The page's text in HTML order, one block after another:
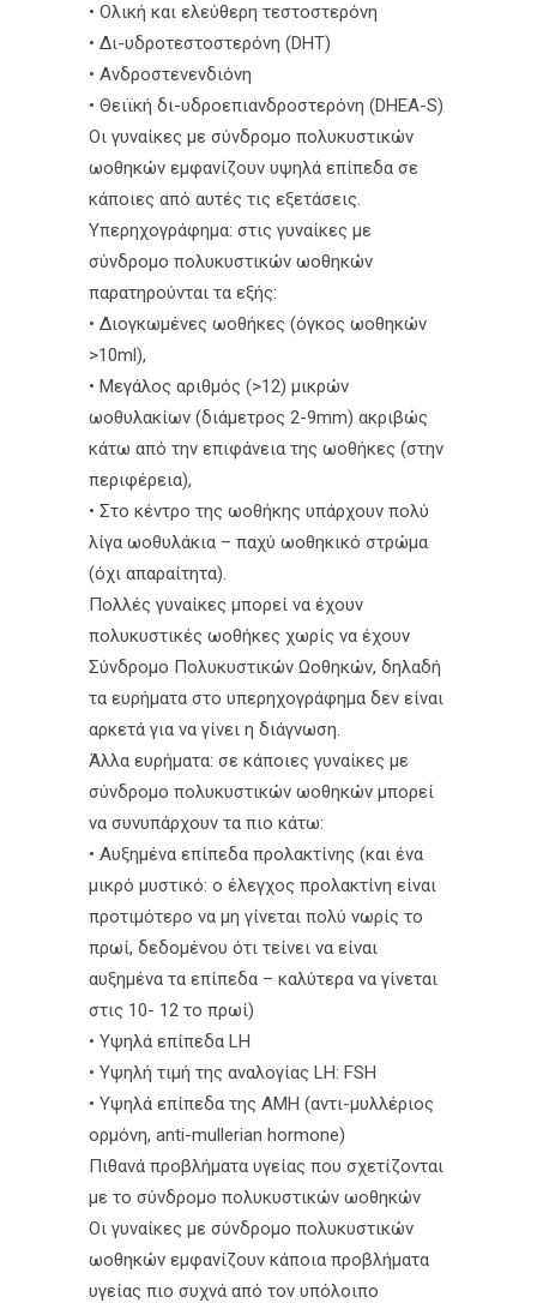
• Ολική και ελεύθερη τεστοστερόνη
• Δι-υδροτεστοστερόνη (DHT)
• Ανδροστενενδιόνη
• Θειϊκή δι-υδροεπιανδροστερόνη (DHEA-S)
Οι γυναίκες με σύνδρομο πολυκυστικών
ωοθηκών εμφανίζουν υψηλά επίπεδα σε
κάποιες από αυτές τις εξετάσεις.
Υπερηχογράφημα: στις γυναίκες με
σύνδρομο πολυκυστικών ωοθηκών
παρατηρούνται τα εξής:
• Διογκωμένες ωοθήκες (όγκος ωοθηκών
>10ml),
• Μεγάλος αριθμός (>12) μικρών
ωοθυλακίων (διάμετρος 2-9mm) ακριβώς
κάτω από την επιφάνεια της ωοθήκες (στην
περιφέρεια),
• Στο κέντρο της ωοθήκης υπάρχουν πολύ
λίγα ωοθυλάκια – παχύ ωοθηκικό στρώμα
(όχι απαραίτητα).
Πολλές γυναίκες μπορεί να έχουν
πολυκυστικές ωοθήκες χωρίς να έχουν
Σύνδρομο Πολυκυστικών Ωοθηκών, δηλαδή
τα ευρήματα στο υπερηχογράφημα δεν είναι
αρκετά για να γίνει η διάγνωση.
Άλλα ευρήματα: σε κάποιες γυναίκες με
σύνδρομο πολυκυστικών ωοθηκών μπορεί
να συνυπάρχουν τα πιο κάτω:
• Αυξημένα επίπεδα προλακτίνης (και ένα
μικρό μυστικό: ο έλεγχος προλακτίνη είναι
προτιμότερο να μη γίνεται πολύ νωρίς το
πρωί, δεδομένου ότι τείνει να είναι
αυξημένα τα επίπεδα – καλύτερα να γίνεται
στις 10- 12 το πρωί)
• Υψηλά επίπεδα LH
• Υψηλή τιμή της αναλογίας LH: FSH
• Υψηλά επίπεδα της AMH (αντι-μυλλέριος
ορμόνη, anti-mullerian hormone)
Πιθανά προβλήματα υγείας που σχετίζονται
με το σύνδρομο πολυκυστικών ωοθηκών
Οι γυναίκες με σύνδρομο πολυκυστικών
ωοθηκών εμφανίζουν κάποια προβλήματα
υγείας πιο συχνά από τον υπόλοιπο